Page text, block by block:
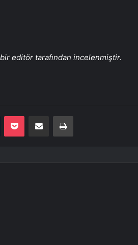
editör tarafından incelenmiştir.
Odnoklassniki
Pocket E-Posta ile paylaş Yazdır